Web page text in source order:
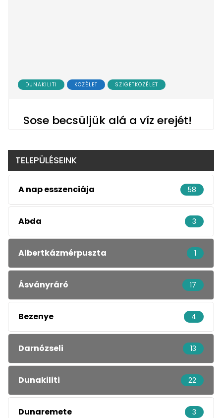
DUNAKILITI KÖZÉLET SZIGETKÖZÉLET
Sose becsüljük alá a víz erejét!
TELEPÜLÉSEINK
A nap esszenciája 58
Abda 3
Albertkázmérpuszta 1
Ásványráró 17
Bezenye 4
Darnózseli 13
Dunakiliti 22
Dunaremete 3